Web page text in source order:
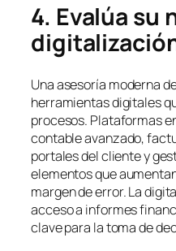
4. Evalúa su
Una asesoría moderna
herramientas digitales
procesos. Plataformas
contable avanzado,
portales del cliente y
elementos que
margen de error. La
acceso a informes
clave para la toma de